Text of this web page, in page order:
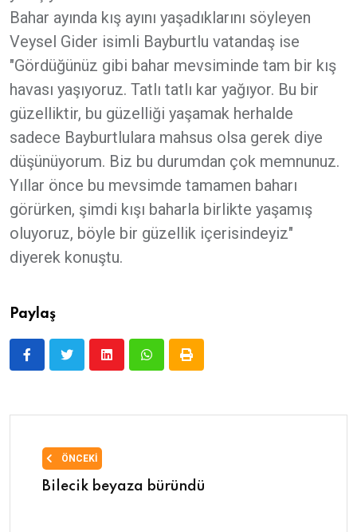
Bahar ayında kış ayını yaşadıklarını söyleyen
Veysel Gider isimli Bayburtlu vatandaş ise
"Gördüğünüz gibi bahar mevsiminde tam bir kış
havası yaşıyoruz. Tatlı tatlı kar yağıyor. Bu bir
güzelliktir, bu güzelliği yaşamak herhalde
sadece Bayburtlulara mahsus olsa gerek diye
düşünüyorum. Biz bu durumdan çok memnunuz.
Yıllar önce bu mevsimde tamamen baharı
görürken, şimdi kışı baharla birlikte yaşamış
oluyoruz, böyle bir güzellik içerisindeyiz"
diyerek konuştu.
Paylaş
ÖNCEKI
Bilecik beyaza büründü